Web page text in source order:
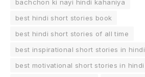
bachchon ki nayi hindi kahaniya
best hindi short stories book
best hindi short stories of all time
best inspirational short stories in hindi
best motivational short stories in hindi